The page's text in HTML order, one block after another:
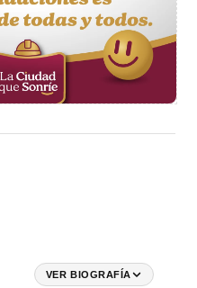
VER BIOGRAFÍA